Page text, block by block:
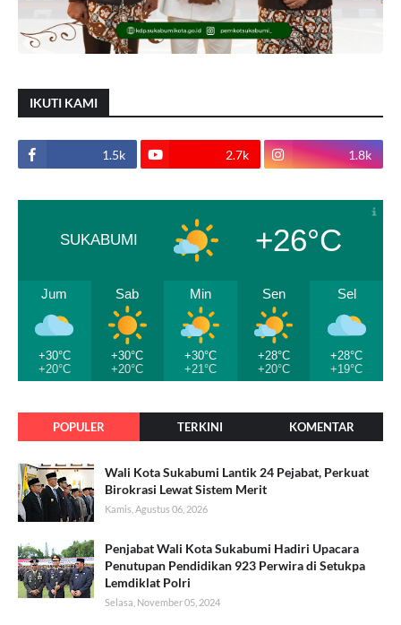
IKUTI KAMI
1.5k 2.7k 1.8k
SUKABUMI +26°C
Jum
+30°C
+20°C
Sab
+30°C
+20°C
Min
+30°C
+21°C
Sen
+28°C
+20°C
Sel
+28°C
+19°C
POPULER TERKINI KOMENTAR
Wali Kota Sukabumi Lantik 24 Pejabat, Perkuat
Birokrasi Lewat Sistem Merit
Kamis, Agustus 06, 2026
Penjabat Wali Kota Sukabumi Hadiri Upacara
Penutupan Pendidikan 923 Perwira di Setukpa
Lemdiklat Polri
Selasa, November 05, 2024